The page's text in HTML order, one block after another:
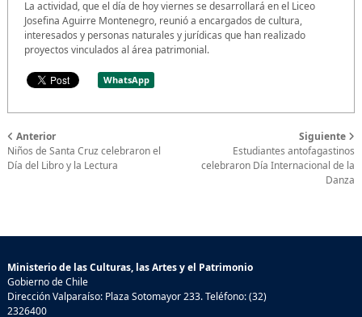
La actividad, que el día de hoy viernes se desarrollará en el Liceo
Josefina Aguirre Montenegro, reunió a encargados de cultura,
interesados y personas naturales y jurídicas que han realizado
proyectos vinculados al área patrimonial.
WhatsApp
Anterior
Niños de Santa Cruz celebraron el
Día del Libro y la Lectura
Siguiente
Estudiantes antofagastinos
celebraron Día Internacional de la
Danza
Ministerio de las Culturas, las Artes y el Patrimonio
Gobierno de Chile
Dirección Valparaíso: Plaza Sotomayor 233. Teléfono: (32)
2326400